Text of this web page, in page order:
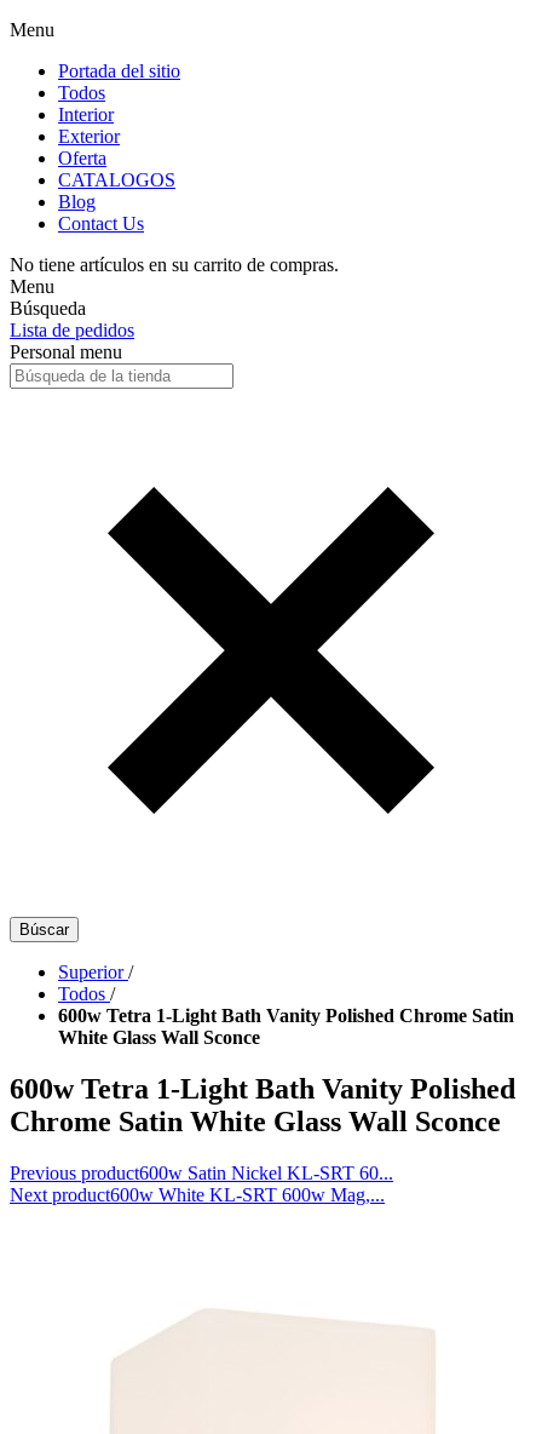
Menu
Portada del sitio
Todos
Interior
Exterior
Oferta
CATALOGOS
Blog
Contact Us
No tiene artículos en su carrito de compras.
Menu
Búsqueda
Lista de pedidos
Personal menu
Búscar
Superior /
Todos /
600w Tetra 1-Light Bath Vanity Polished Chrome Satin
White Glass Wall Sconce
600w Tetra 1-Light Bath Vanity Polished
Chrome Satin White Glass Wall Sconce
Previous product600w Satin Nickel KL-SRT 60...
Next product600w White KL-SRT 600w Mag,...